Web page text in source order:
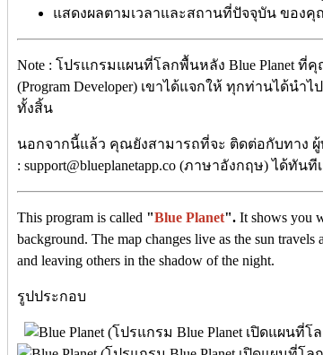
แสดงผลตามเวลาและสถานที่ปัจจุบัน ของคุ
Note : โปรแกรมแผนที่โลกพื้นหลัง Blue Planet
(Program Developer) เขาได้แจกให้ ทุกท่านได้น
ทั้งสิ้น
นอกจากนี้แล้ว คุณยังสามารถที่จะ ติดต่อกับทาง
: support@blueplanetapp.co (ภาษาอังกฤษ) ได้ทันที
This program is called "Blue Planet". It shows you
background. The map changes live as the sun
and leaving others in the shadow of the night.
รูปประกอบ